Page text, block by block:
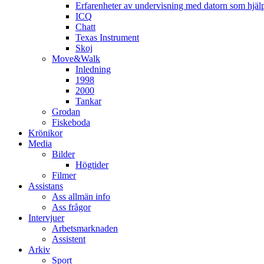
Erfarenheter av undervisning med datorn som
ICQ
Chatt
Texas Instrument
Skoj
Move&Walk
Inledning
1998
2000
Tankar
Grodan
Fiskeboda
Krönikor
Media
Bilder
Högtider
Filmer
Assistans
Ass allmän info
Ass frågor
Intervjuer
Arbetsmarknaden
Assistent
Arkiv
Sport